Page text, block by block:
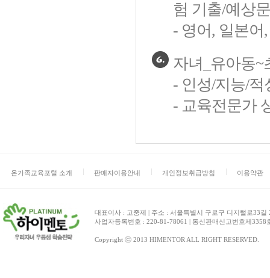
험 기출/예상
- 영어, 일본어
자녀_유아동~
- 인성/지능/적
- 교육전문가
온가족교육포털 소개 판매자이용안내 개인정보취급방침 이용약관
대표이사 : 고중제 | 주소 : 서울특별시 구로구 디지털로33
사업자등록번호 : 220-81-78061 | 통신판매신고번호제
Copyright ⓒ 2013 HIMENTOR ALL RIGHT RESERVED.